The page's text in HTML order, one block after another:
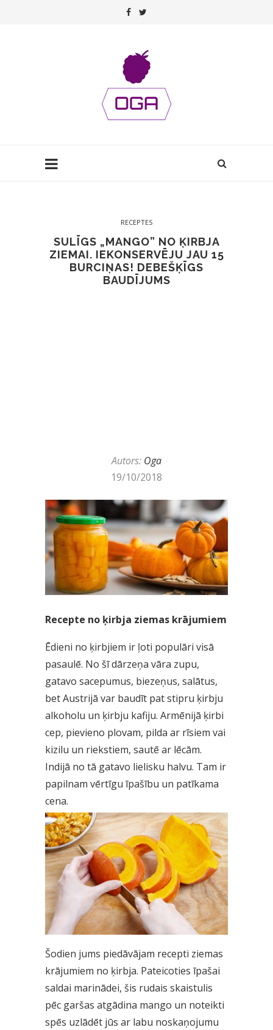
RECEPTES
SULĪGS „MANGO” NO ĶIRBJA
ZIEMAI. IEKONSERVĒJU JAU 15
BURCIŅAS! DEBEŠĶĪGS
BAUDĪJUMS
Autors: Oga
19/10/2018
Recepte no ķirbja ziemas krājumiem
Ēdieni no ķirbjiem ir ļoti populāri visā
pasaulē. No šī dārzeņa vāra zupu,
gatavo sacepumus, biezeņus, salātus,
bet Austrijā var baudīt pat stipru ķirbju
alkoholu un ķirbju kafiju. Armēnijā ķirbi
cep, pievieno plovam, pilda ar rīsiem vai
kizilu un riekstiem, sautē ar lēcām.
Indijā no tā gatavo lielisku halvu. Tam ir
papilnam vērtīgu īpašību un patīkama
cena.
Šodien jums piedāvājam recepti ziemas
krājumiem no ķirbja. Pateicoties īpašai
saldai marinādei, šis rudais skaistulis
pēc garšas atgādina mango un noteikti
spēs uzlādēt jūs ar labu noskaņojumu